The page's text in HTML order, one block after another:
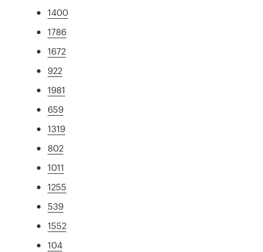
1400
1786
1672
922
1981
659
1319
802
1011
1255
539
1552
104